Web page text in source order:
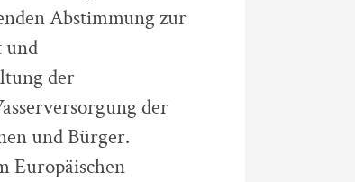
Abstimmung zur
und
der
der
und Bürger.
Europäischen